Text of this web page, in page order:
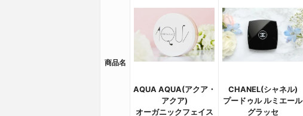
商品名
AQUA AQUA(アクア・
アクア)
オーガニックフェイス
CHANEL(シャネル)
プードゥル ルミエール
グラッセ